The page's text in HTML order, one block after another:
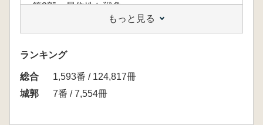
第2部 居住性と戦争
第1章 居館と詰城―発掘成果から見た山城の
成立過程―
第2章 山城に住む女性
第3章 烽と鐘
第4章 中世城館遺跡から戦争は語れるか
第3部 城館と生産
もっと見る
ランキング
総合
1,593番 / 124,817冊
城郭
7番 / 7,554冊